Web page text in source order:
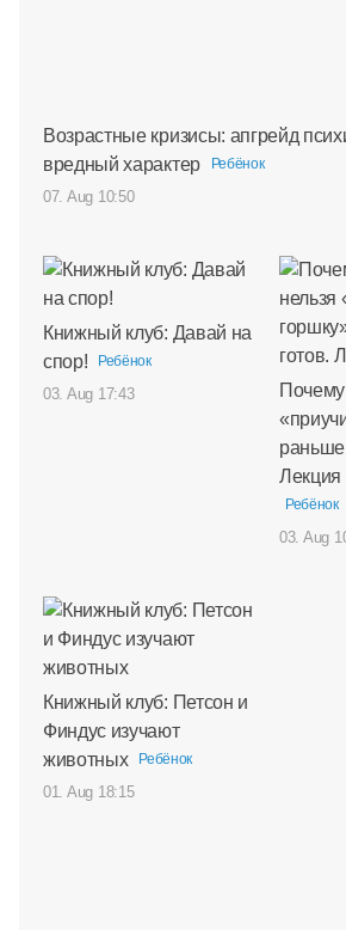
Возрастные кризисы: апгрейд
вредный характер
Ребёнок
07. Aug 10:50
Книжный клуб: Давай на
спор!
Ребёнок
03. Aug 17:43
Почему
Лекция
Ребёнок
03. Aug
Книжный клуб: Петсон и
Финдус изучают
животных
Ребёнок
01. Aug 18:15